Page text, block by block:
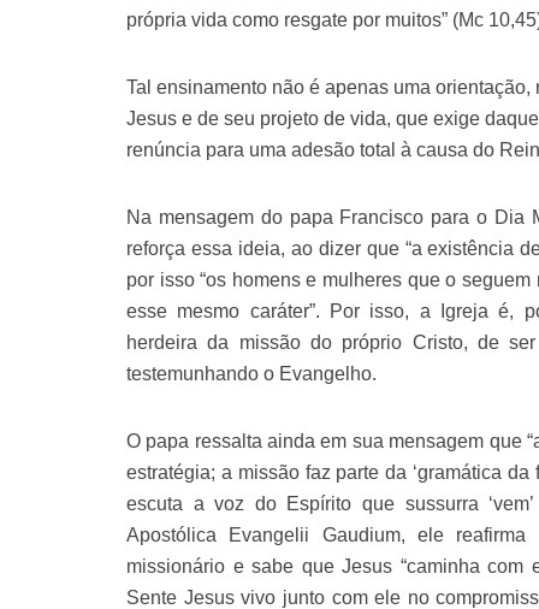
própria vida como resgate por muitos” (Mc
Tal ensinamento não é apenas uma
Jesus e de seu projeto de vida, que exige
renúncia para uma adesão total à causa do
Na mensagem do papa Francisco para o Dia
reforça essa ideia, ao dizer que “a existência
por isso “os homens e mulheres que o
esse mesmo caráter”. Por isso, a Igreja é,
herdeira da missão do próprio Cristo, de
testemunhando o Evangelho.
O papa ressalta ainda em sua mensagem que
estratégia; a missão faz parte da ‘gramática
escuta a voz do Espírito que sussurra
Apostólica Evangelii Gaudium, ele
missionário e sabe que Jesus “caminha
Sente Jesus vivo junto com ele no